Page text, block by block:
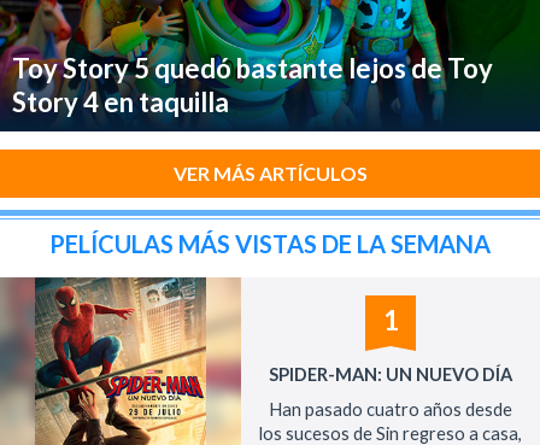
Toy Story 5 quedó bastante lejos de Toy
Story 4 en taquilla
VER MÁS ARTÍCULOS
PELÍCULAS MÁS VISTAS DE LA SEMANA
1
SPIDER-MAN: UN NUEVO DÍA
Han pasado cuatro años desde
los sucesos de Sin regreso a casa,